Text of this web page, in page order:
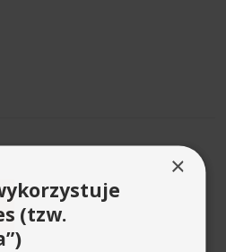
×
(tzw.